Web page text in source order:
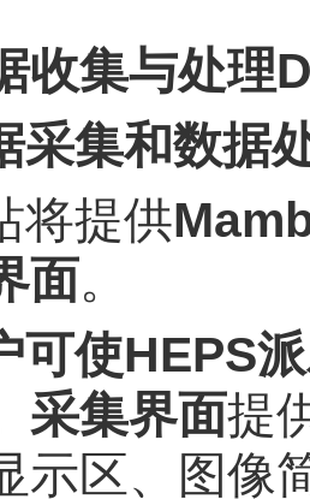
收集与处
采集和数据
将提供M
面。
可使HEPS
采集界面提
示区、图像